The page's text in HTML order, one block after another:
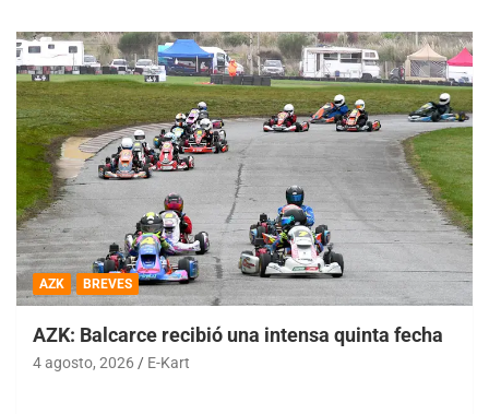
AZK BREVES
AZK: Balcarce recibió una intensa quinta fecha
4 agosto, 2026 E-Kart